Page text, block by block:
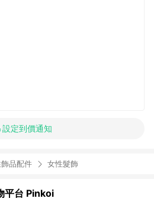
設定到價通知
品配件 女性髮飾
平台 Pinkoi